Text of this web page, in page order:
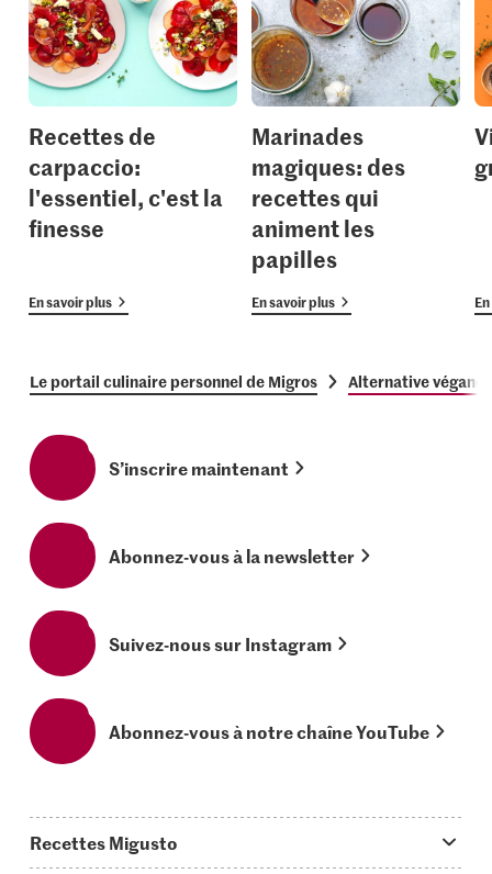
Recettes de
carpaccio:
l'essentiel, c'est la
finesse
En savoir plus
Marinades
magiques: des
recettes qui
animent les
papilles
En savoir plus
Le portail culinaire personnel de Migros Alternative végane
S’inscrire maintenant
Abonnez-vous à la newsletter
Suivez-nous sur Instagram
Abonnez-vous à notre chaîne YouTube
Recettes Migusto